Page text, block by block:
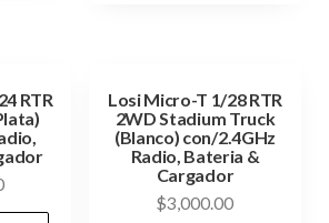
RTR
Losi Micro-T 1/28 RTR
2WD Stadium Truck
(Blanco) con/2.4GHz
Radio, Bateria &
Cargador
$3,000.00